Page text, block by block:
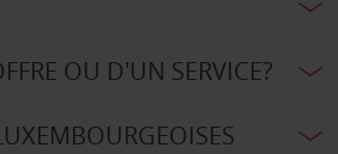
OU D'UN SERVICE?